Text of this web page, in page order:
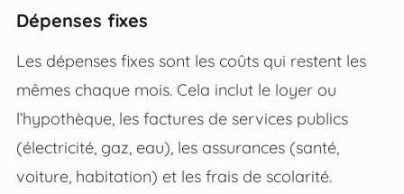
Dépenses fixes
Les dépenses fixes sont les coûts qui restent les
mêmes chaque mois. Cela inclut le loyer ou
l’hypothèque, les factures de services publics
(électricité, gaz, eau), les assurances (santé,
voiture, habitation) et les frais de scolarité.